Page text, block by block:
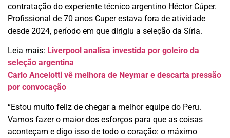
contratação do experiente técnico argentino Héctor Cúper.
Profissional de 70 anos Cuper estava fora de atividade
desde 2024, período em que dirigiu a seleção da Síria.
Leia mais: Liverpool analisa investida por goleiro da
seleção argentina
Carlo Ancelotti vê melhora de Neymar e descarta pressão
por convocação
“Estou muito feliz de chegar a melhor equipe do Peru.
Vamos fazer o maior dos esforços para que as coisas
aconteçam e digo isso de todo o coração: o máximo